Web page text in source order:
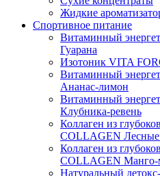
Жидкие
Спортивное питание
Витаминный
Гуарана
Изотоник VITA
Витаминный
Ананас-лимон
Витаминный
Клубника-ревень
Коллаген из
COLLAGEN Лесные
Коллаген из
COLLAGEN Манго-
Натуральный